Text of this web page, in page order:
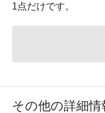
1点だけです。
その他の詳細情